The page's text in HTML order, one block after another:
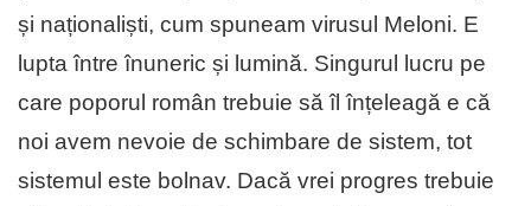
și naționaliști, cum spuneam virusul Meloni. E
lupta între înuneric și lumină. Singurul lucru pe
care poporul român trebuie să îl înțeleagă e că
noi avem nevoie de schimbare de sistem, tot
sistemul este bolnav. Dacă vrei progres trebuie